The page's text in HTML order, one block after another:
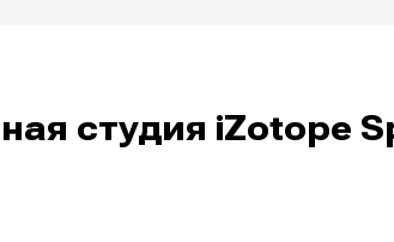
студия iZotope